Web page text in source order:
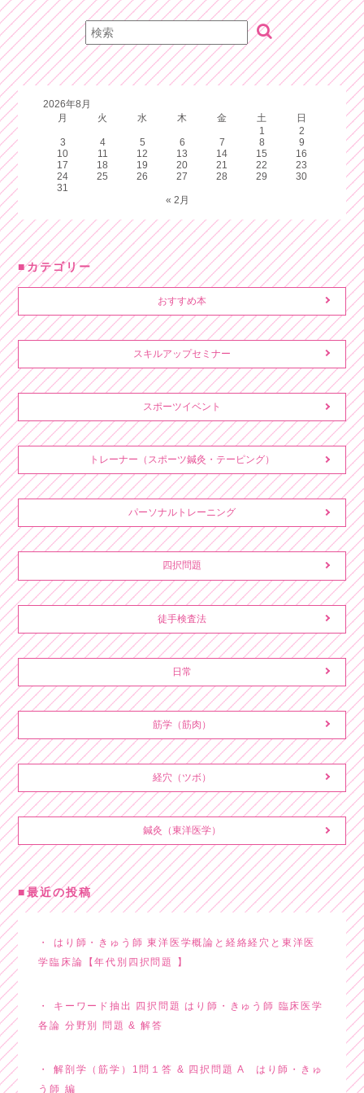
2026年8月
月
火 水 木 金 土
日
1
2
3
4 5 6 7 8
9
10
11 12 13 14 15
16
17
18 19 20 21 22
23
24
25 26 27 28 29
30
31
« 2月
カテゴリー
おすすめ本
スキルアップセミナー
スポーツイベント
トレーナー（スポーツ鍼灸・テーピング）
パーソナルトレーニング
四択問題
徒手検査法
日常
筋学（筋肉）
経穴（ツボ）
鍼灸（東洋医学）
最近の投稿
はり師・きゅう師 東洋医学概論と経絡経穴と東洋医
学臨床論【年代別四択問題 】
キーワード抽出 四択問題 はり師・きゅう師 臨床医学
各論 分野別 問題 & 解答
解剖学（筋学）1問１答 & 四択問題 A はり師・きゅ
う師 編